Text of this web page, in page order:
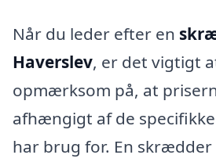
Når du leder efter en
Haverslev, er det vigtigt
opmærksom på, at
afhængigt af de
har brug for. En